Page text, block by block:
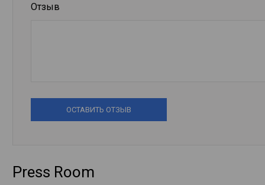
Отзыв
ОСТАВИТЬ ОТЗЫВ
Press Room